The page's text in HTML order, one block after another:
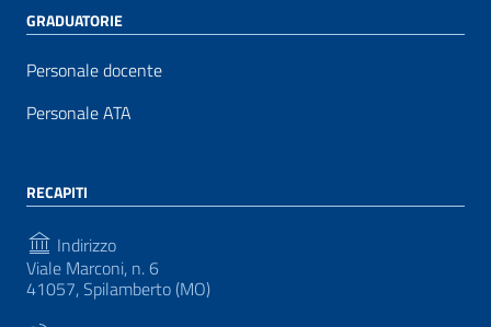
GRADUATORIE
Personale docente
Personale ATA
RECAPITI
Indirizzo
Viale Marconi, n. 6
41057, Spilamberto (MO)